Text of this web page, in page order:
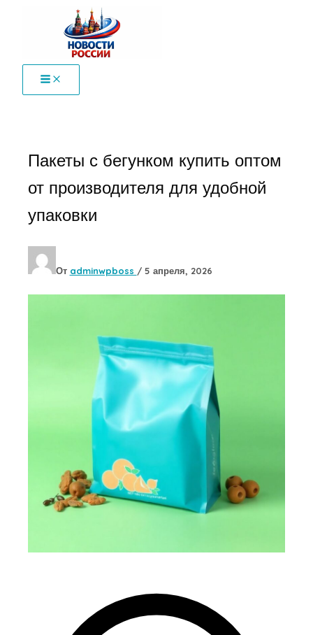
содержимому
Пакеты с бегунком купить оптом
от производителя для удобной
упаковки
От adminwpboss / 5 апреля, 2026